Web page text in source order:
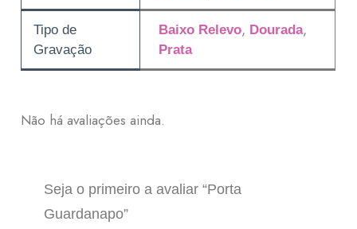
Tipo de
Gravação
Baixo Relevo, Dourada,
Prata
Não há avaliações ainda.
Seja o primeiro a avaliar “Porta
Guardanapo”